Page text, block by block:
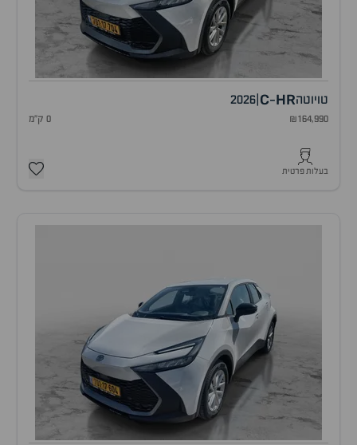
טויוטה C-HR
2026
₪164,990 0 ק"מ
בעלות פרטית